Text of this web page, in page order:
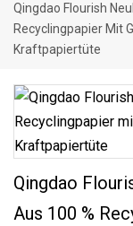
Qingdao Flourish
Recyclingpapier Mit
Kraftpapiertüte
Qingdao
Aus 100 %